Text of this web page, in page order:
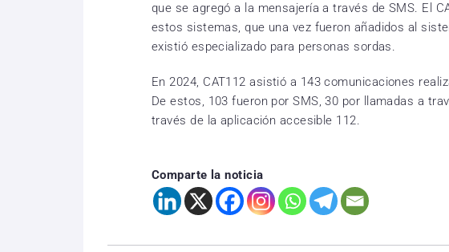
que se agregó a la mensajería a través de SMS. El
estos sistemas, que una vez fueron añadidos al
existió especializado para personas sordas.
En 2024, CAT112 asistió a 143 comunicaciones
De estos, 103 fueron por SMS, 30 por llamadas a
través de la aplicación accesible 112.
Comparte la noticia